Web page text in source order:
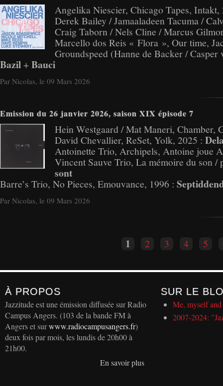
Angelika Niescier, Chicago Tapes,
Derek Bailey / Jamaaladeen Tacuma /
Craig Taborn / Nels Cline / Marcus
Marcello dos Reis « Flora », Our time,
Groundspeed (Hanne de Backer /
Bazil+Bauci
Par Nicolas, le 09 Mars 2026
Emission du 26 janvier 2026, saison XIX épisode 7
Hein Westgaard / Mat Maneri, Chamber,
David Chevallier, ReSet, Yolk, 2025 :
Antoinette Trio, Archipels, Antoine joue
Vincent Sauve Trio, La mémoire du son
sont
Barre’s Trio, No Pieces, Emouvance, 1996 :
Par Nicolas, le 09 Mars 2026
1 2 3 4 5
À PROPOS
Jazzitude est une émission diffusée sur Radio
Campus Angers. (103 de la bande FM à
Angers et surwww.radiocampusangers.fr)
deux fois par mois, les lundis de 20h00 à
21h00.
En savoir plus
SUR LE
Me, myself
2007-2024: